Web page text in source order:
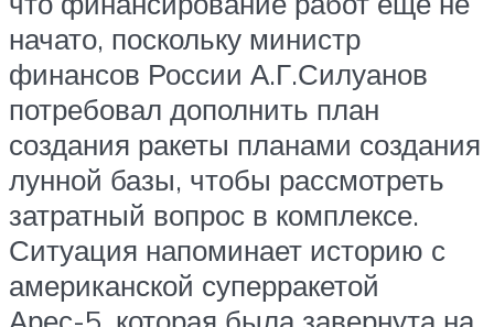
начато, поскольку министр
финансов России А.Г.Силуанов
потребовал дополнить план
создания ракеты планами создания
лунной базы, чтобы рассмотреть
затратный вопрос в комплексе.
Ситуация напоминает историю с
американской суперракетой